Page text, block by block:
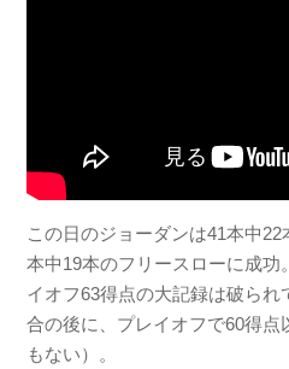
この日のジョーダンは41本中
本中19本のフリースローに成功
イオフ63得点の大記録は破ら
合の後に、プレイオフで60得
もない）。